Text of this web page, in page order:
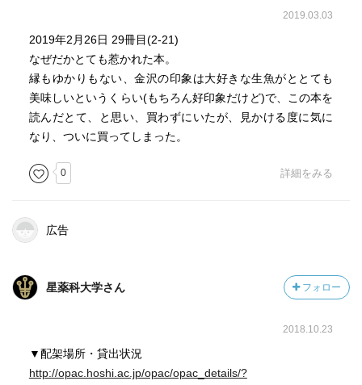
2019.03.03
2019年2月26日 29冊目(2-21)
なぜだかとても惹かれた本。
縁もゆかりもない、金沢の印象は大好きな生魚がととても
美味しいというくらい(もちろん好印象だけど)で、この本を
読んだとて、と思い、買わずにいたが、見かける度に気に
なり、ついに買ってしまった。
0 詳細をみる
広告
星薬科大学さん フォロー
2018.10.23
▼配架場所・貸出状況
http://opac.hoshi.ac.jp/opac/opac_details/?